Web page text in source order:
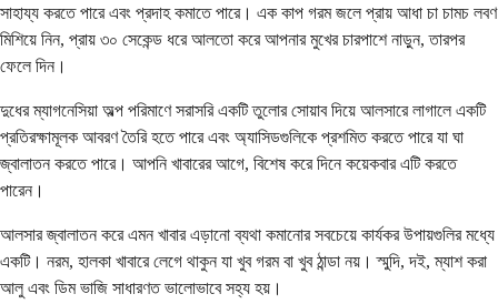
সাহায্য করতে পারে এবং প্রদাহ কমাতে পারে। এক কাপ গরম জলে প্রায় আধা চা চামচ লবণ
মিশিয়ে নিন, প্রায় ৩০ সেকেন্ড ধরে আলতো করে আপনার মুখের চারপাশে নাড়ুন, তারপর
ফেলে দিন।
দুধের ম্যাগনেসিয়া অল্প পরিমাণে সরাসরি একটি তুলোর সোয়াব দিয়ে আলসারে লাগালে একটি
প্রতিরক্ষামূলক আবরণ তৈরি হতে পারে এবং অ্যাসিডগুলিকে প্রশমিত করতে পারে যা ঘা
জ্বালাতন করতে পারে। আপনি খাবারের আগে, বিশেষ করে দিনে কয়েকবার এটি করতে
পারেন।
আলসার জ্বালাতন করে এমন খাবার এড়ানো ব্যথা কমানোর সবচেয়ে কার্যকর উপায়গুলির মধ্যে
একটি। নরম, হালকা খাবারে লেগে থাকুন যা খুব গরম বা খুব ঠান্ডা নয়। স্মুদি, দই, ম্যাশ করা
আলু এবং ডিম ভাজি সাধারণত ভালোভাবে সহ্য হয়।